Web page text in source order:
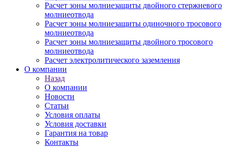
Расчет зоны молниезащиты двойного стержневого
молниеотвода
Расчет зоны молниезащиты одиночного тросового
молниеотвода
Расчет зоны молниезащиты двойного тросового
молниеотвода
Расчет электролитического заземления
О компании
Назад
О компании
Новости
Статьи
Условия оплаты
Условия доставки
Гарантия на товар
Контакты